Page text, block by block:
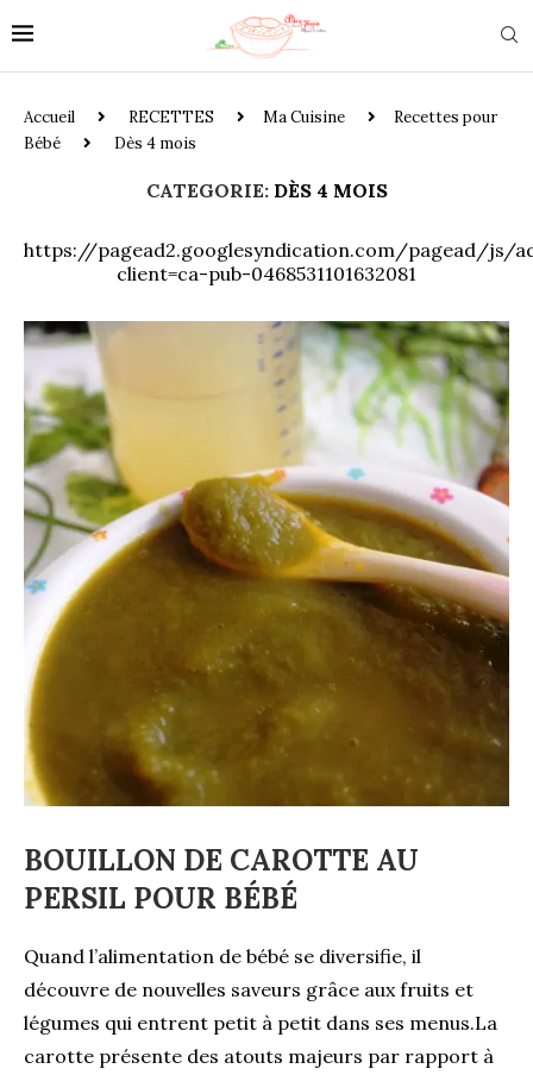
Accueil RECETTES Ma Cuisine
Recettes pour
Bébé
Dès 4 mois
CATEGORIE: DÈS 4 MOIS
https://pagead2.googlesyndication.com/pagead/js/
client=ca-pub-0468531101632081
BOUILLON DE CAROTTE AU
PERSIL POUR BÉBÉ
Quand l’alimentation de bébé se diversifie, il
découvre de nouvelles saveurs grâce aux fruits et
légumes qui entrent petit à petit dans ses menus.La
carotte présente des atouts majeurs par rapport à